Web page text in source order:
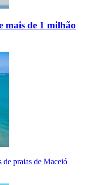
mais de 1 milhão
praias de Maceió